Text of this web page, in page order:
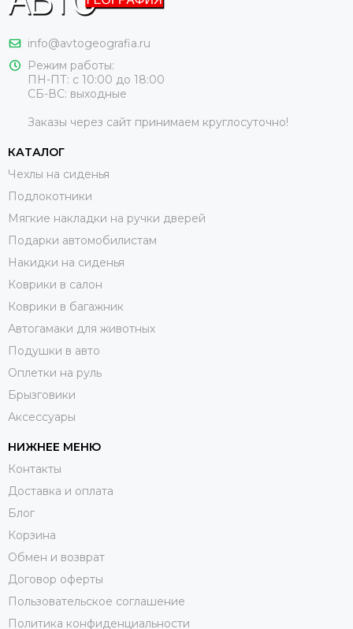
info@avtogeografia.ru
Режим работы:
ПН-ПТ: с 10:00 до 18:00
СБ-ВС: выходные
Заказы через сайт принимаем круглосуточно!
КАТАЛОГ
Чехлы на сиденья
Подлокотники
Мягкие накладки на ручки дверей
Подарки автомобилистам
Накидки на сиденья
Коврики в салон
Коврики в багажник
Автогамаки для животных
Подушки в авто
Оплетки на руль
Брызговики
Аксессуары
НИЖНЕЕ МЕНЮ
Контакты
Доставка и оплата
Блог
Корзина
Обмен и возврат
Договор оферты
Пользовательское соглашение
Политика конфиденциальности